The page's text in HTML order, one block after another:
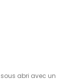
abri avec un